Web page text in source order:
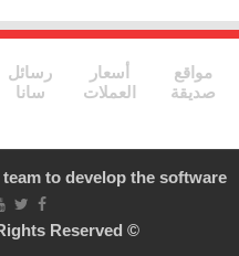
مواقع
صديقة
أسعار
العملات
رسائل
سانا
team to develop the software
© Copyright 2026, All Rights Reserved